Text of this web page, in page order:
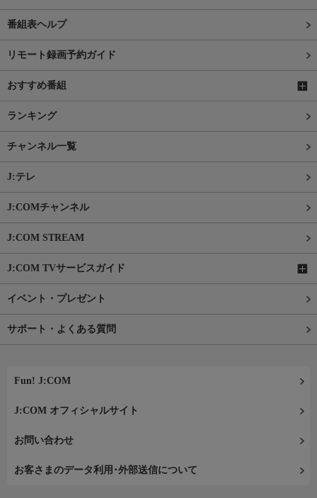
番組表ヘルプ
リモート録画予約ガイド
おすすめ番組
ランキング
チャンネル一覧
J:テレ
J:COMチャンネル
J:COM STREAM
J:COM TVサービスガイド
イベント・プレゼント
サポート・よくある質問
Fun! J:COM
J:COM オフィシャルサイト
お問い合わせ
お客さまのデータ利用･外部送信について